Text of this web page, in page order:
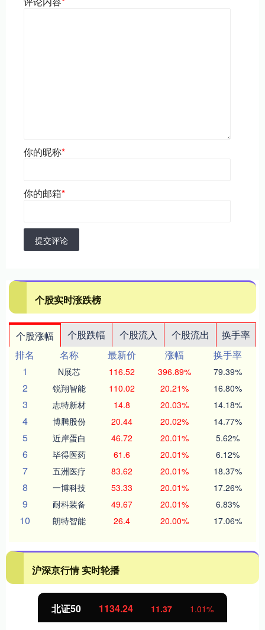
你的昵称*
你的邮箱*
提交评论
个股实时涨跌榜
个股涨幅 个股跌幅 个股流入 个股流出
换手率
排名
名称 最新价 涨幅
换手率
1
N展芯 116.52 396.89% 79.39%
2 锐翔智能 110.02 20.21% 16.80%
3 志特新材 14.8 20.03% 14.18%
4 博腾股份 20.44 20.02% 14.77%
5 近岸蛋白 46.72 20.01% 5.62%
6 毕得医药 61.6 20.01% 6.12%
7 五洲医疗 83.62 20.01% 18.37%
8 一博科技 53.33 20.01% 17.26%
9 耐科装备 49.67 20.01% 6.83%
10 朗特智能 26.4 20.00% 17.06%
沪深京行情 实时轮播
北证50 1134.24 11.37 1.01%